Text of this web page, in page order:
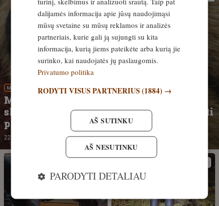
MEDŽIOKLĖS REIKMENYS
Medžioklės reikmenys. Garso
slopintuvai medžioklėje. Ką būtina žinoti
prieš pasirenkant?
22 valandos
dalijamės informacija apie jūsų naudojimąsi
mūsų svetaine su mūsų reklamos ir analizės
partneriais, kurie gali ją sujungti su kita
informacija, kurią jiems pateikėte arba kurią jie
surinko, kai naudojatės jų paslaugomis.
Privatumo politika
RODYTI VISUS PARTNERIUS(1884) →
AŠ SUTINKU
AŠ NESUTINKU
PARODYTI DETALIAU